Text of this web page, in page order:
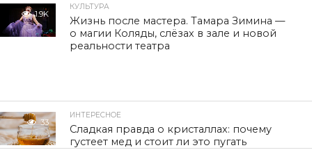
1.9K
КУЛЬТУРА
Жизнь после мастера. Тамара Зимина —
о магии Коляды, слёзах в зале и новой
реальности театра
33
ИНТЕРЕСНОЕ
Сладкая правда о кристаллах: почему
густеет мед и стоит ли это пугать